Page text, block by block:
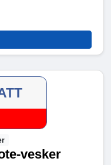
vesker